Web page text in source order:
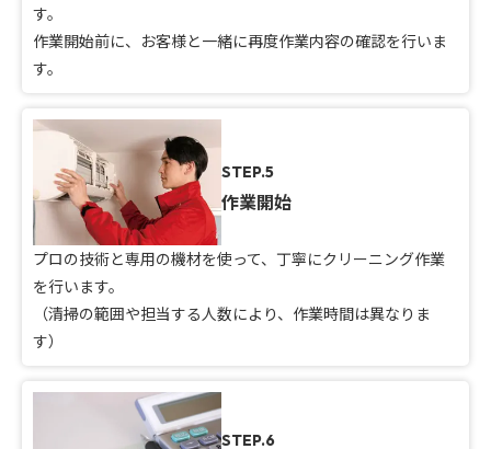
す。
作業開始前に、お客様と一緒に再度作業内容の確認を行いま
す。
STEP.5
作業開始
プロの技術と専用の機材を使って、丁寧にクリーニング作業
を行います。
（清掃の範囲や担当する人数により、作業時間は異なりま
す）
STEP.6